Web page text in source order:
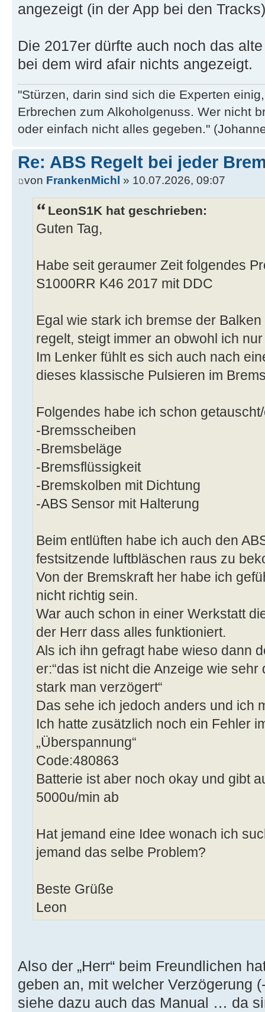
angezeigt (in der App bei den
Die 2017er dürfte auch noch das
bei dem wird afair nichts angezeigt.
"Stürzen, darin sind sich die Experten
Erbrechen zum Alkoholgenuss. Wer nicht
oder einfach nicht alles gegeben."
Re: ABS Regelt bei jeder
von FrankenMichl » 10.07.2026, 09:07
LeonS1K hat geschrieben:
Guten Tag,
Habe seit geraumer Zeit folgendes
S1000RR K46 2017 mit DDC
Egal wie stark ich bremse der
regelt, steigt immer an obwohl ich
Im Lenker fühlt es sich auch nach
dieses klassische Pulsieren im
Folgendes habe ich schon
-Bremsscheiben
-Bremsbeläge
-Bremsflüssigkeit
-Bremskolben mit Dichtung
-ABS Sensor mit Halterung
Beim entlüften habe ich auch den
festsitzende luftbläschen raus zu
Von der Bremskraft her habe ich
nicht richtig sein.
War auch schon in einer Werkstatt
der Herr dass alles funktioniert.
Als ich ihn gefragt habe wieso dann
er:“das ist nicht die Anzeige wie
stark man verzögert“
Das sehe ich jedoch anders und ich
Ich hatte zusätzlich noch ein Fehler
„Überspannung“
Code:480863
Batterie ist aber noch okay und gibt
5000u/min ab
Hat jemand eine Idee wonach ich
jemand das selbe Problem?
Beste Grüße
Leon
Also der „Herr“ beim Freundlichen
geben an, mit welcher Verzögerung
siehe dazu auch das Manual … da